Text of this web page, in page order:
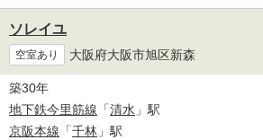
ソレイユ
空室あり 大阪府大阪市旭区新森
築30年
地下鉄今里筋線 「清水 」駅
京阪本線 「千林 」駅